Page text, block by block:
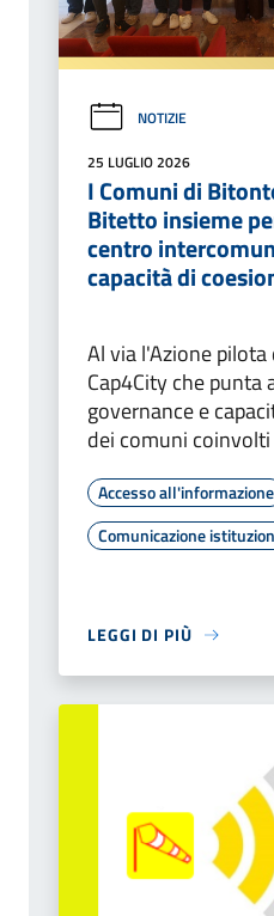
NOTIZIE
25 LUGLIO 2026
I Comuni di
Bitetto insieme
centro
capacità di
Al via l'Azione
Cap4City che punta
governance e
dei comuni coinvolti
Accesso all'informazione
Comunicazione
LEGGI DI PIÙ